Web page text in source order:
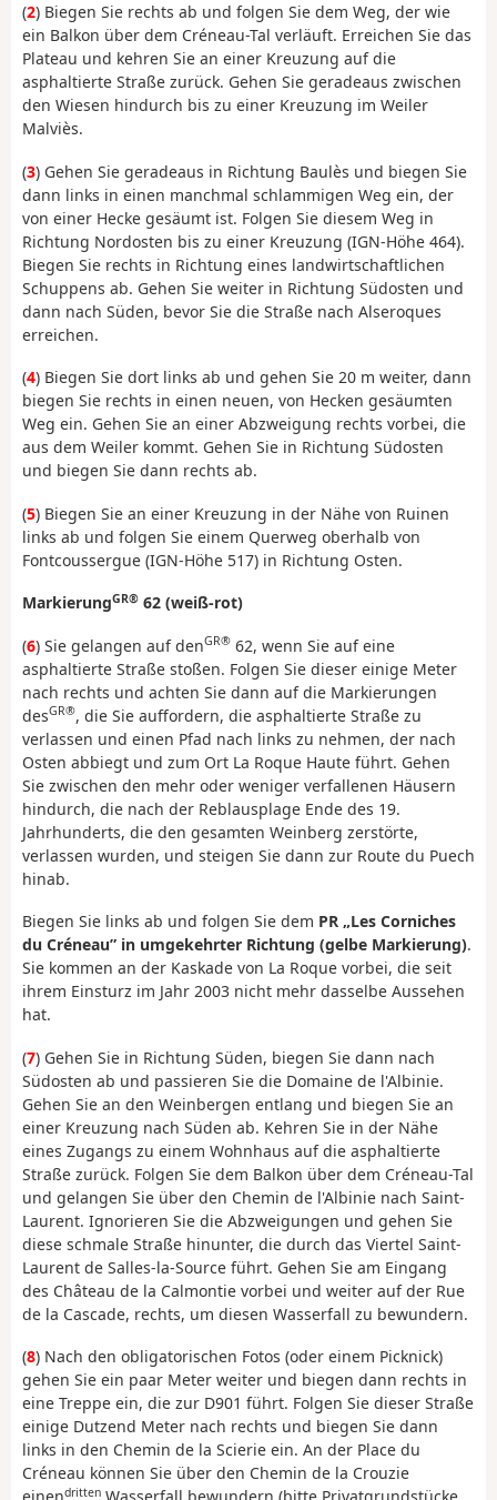
(2) Biegen Sie rechts ab und folgen Sie dem Weg, der wie
ein Balkon über dem Créneau-Tal verläuft. Erreichen Sie das
Plateau und kehren Sie an einer Kreuzung auf die
asphaltierte Straße zurück. Gehen Sie geradeaus zwischen
den Wiesen hindurch bis zu einer Kreuzung im Weiler
Malviès.
(3) Gehen Sie geradeaus in Richtung Baulès und biegen Sie
dann links in einen manchmal schlammigen Weg ein, der
von einer Hecke gesäumt ist. Folgen Sie diesem Weg in
Richtung Nordosten bis zu einer Kreuzung (IGN-Höhe 464).
Biegen Sie rechts in Richtung eines landwirtschaftlichen
Schuppens ab. Gehen Sie weiter in Richtung Südosten und
dann nach Süden, bevor Sie die Straße nach Alseroques
erreichen.
(4) Biegen Sie dort links ab und gehen Sie 20 m weiter, dann
biegen Sie rechts in einen neuen, von Hecken gesäumten
Weg ein. Gehen Sie an einer Abzweigung rechts vorbei, die
aus dem Weiler kommt. Gehen Sie in Richtung Südosten
und biegen Sie dann rechts ab.
(5) Biegen Sie an einer Kreuzung in der Nähe von Ruinen
links ab und folgen Sie einem Querweg oberhalb von
Fontcoussergue (IGN-Höhe 517) in Richtung Osten.
MarkierungGR® 62 (weiß-rot)
(6) Sie gelangen auf denGR® 62, wenn Sie auf eine
asphaltierte Straße stoßen. Folgen Sie dieser einige Meter
nach rechts und achten Sie dann auf die Markierungen
desGR®, die Sie auffordern, die asphaltierte Straße zu
verlassen und einen Pfad nach links zu nehmen, der nach
Osten abbiegt und zum Ort La Roque Haute führt. Gehen
Sie zwischen den mehr oder weniger verfallenen Häusern
hindurch, die nach der Reblausplage Ende des 19.
Jahrhunderts, die den gesamten Weinberg zerstörte,
verlassen wurden, und steigen Sie dann zur Route du Puech
hinab.
Biegen Sie links ab und folgen Sie dem PR „Les Corniches
du Créneau” in umgekehrter Richtung (gelbe Markierung).
Sie kommen an der Kaskade von La Roque vorbei, die seit
ihrem Einsturz im Jahr 2003 nicht mehr dasselbe Aussehen
hat.
(7) Gehen Sie in Richtung Süden, biegen Sie dann nach
Südosten ab und passieren Sie die Domaine de l'Albinie.
Gehen Sie an den Weinbergen entlang und biegen Sie an
einer Kreuzung nach Süden ab. Kehren Sie in der Nähe
eines Zugangs zu einem Wohnhaus auf die asphaltierte
Straße zurück. Folgen Sie dem Balkon über dem Créneau-Tal
und gelangen Sie über den Chemin de l'Albinie nach Saint-
Laurent. Ignorieren Sie die Abzweigungen und gehen Sie
diese schmale Straße hinunter, die durch das Viertel Saint-
Laurent de Salles-la-Source führt. Gehen Sie am Eingang
des Château de la Calmontie vorbei und weiter auf der Rue
de la Cascade, rechts, um diesen Wasserfall zu bewundern.
(8) Nach den obligatorischen Fotos (oder einem Picknick)
gehen Sie ein paar Meter weiter und biegen dann rechts in
eine Treppe ein, die zur D901 führt. Folgen Sie dieser Straße
einige Dutzend Meter nach rechts und biegen Sie dann
links in den Chemin de la Scierie ein. An der Place du
Créneau können Sie über den Chemin de la Crouzie
dritten